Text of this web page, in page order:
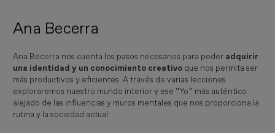
Ana Becerra
Ana Becerra nos cuenta los pasos necesarios para poder adquirir
una identidad y un conocimiento creativo que nos permita ser
más productivos y eficientes. A través de varias lecciones
exploraremos nuestro mundo interior y ese “Yo” más auténtico
alejado de las influencias y muros mentales que nos proporciona la
rutina y la sociedad actual.